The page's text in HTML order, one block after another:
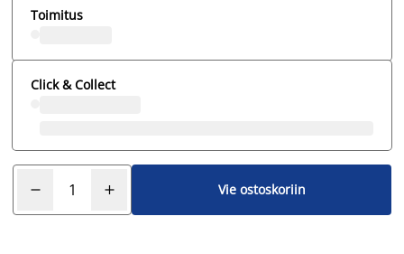
Toimitus
Click & Collect
Vie ostoskoriin